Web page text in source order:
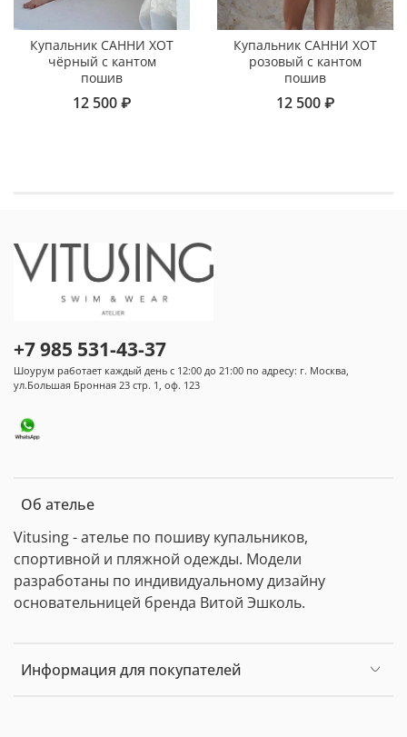
Купальник САННИ ХОТ
чёрный с кантом
пошив
12 500 ₽
Купальник САННИ ХОТ
розовый с кантом
пошив
12 500 ₽
Об ателье
Vitusing - ателье по пошиву купальников,
спортивной и пляжной одежды. Модели
разработаны по индивидуальному дизайну
основательницей бренда Витой Эшколь.
Информация для покупателей
+7 985 531-43-37
Шоурум работает каждый день с 12:00 до 21:00 по адресу: г. Москва,
ул.Большая Бронная 23 стр. 1, оф. 123